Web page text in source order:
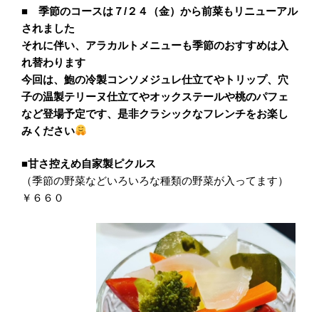
■ 季節のコースは７/２４（金）から前菜もリニューアル
されました
それに伴い、アラカルトメニューも季節のおすすめは入
れ替わります
今回は、鮑の冷製コンソメジュレ仕立てやトリップ、穴
子の温製テリーヌ仕立てやオックステールや桃のパフェ
など登場予定です、是非クラシックなフレンチをお楽し
みください
■甘さ控えめ自家製ピクルス
（季節の野菜などいろいろな種類の野菜が入ってます）
￥６６０